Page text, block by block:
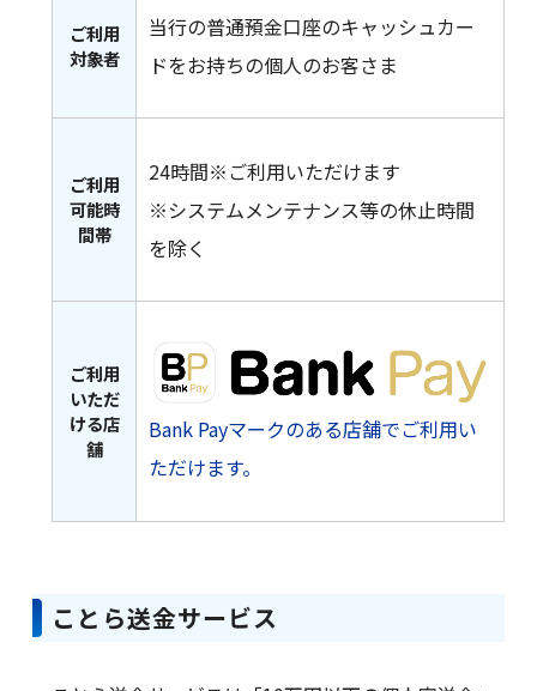
ご利用
対象者
当行の普通預金口座のキャッシュカー
ドをお持ちの個人のお客さま
ご利用
可能時
間帯
24時間※ご利用いただけます
※システムメンテナンス等の休止時間
を除く
ご利用
いただ
ける店
舗
Bank Payマークのある店舗でご利用い
ただけます。
ことら送金サービス